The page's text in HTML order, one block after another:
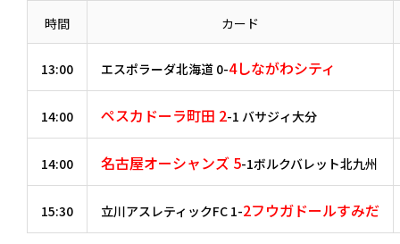
時間 カード
13:00 エスポラーダ北海道 0-4しながわシティ
14:00 ペスカドーラ町田 2-1 バサジィ大分
14:00 名古屋オーシャンズ 5-1ボルクバレット北九州
15:30 立川アスレティックFC 1-2フウガドールすみだ